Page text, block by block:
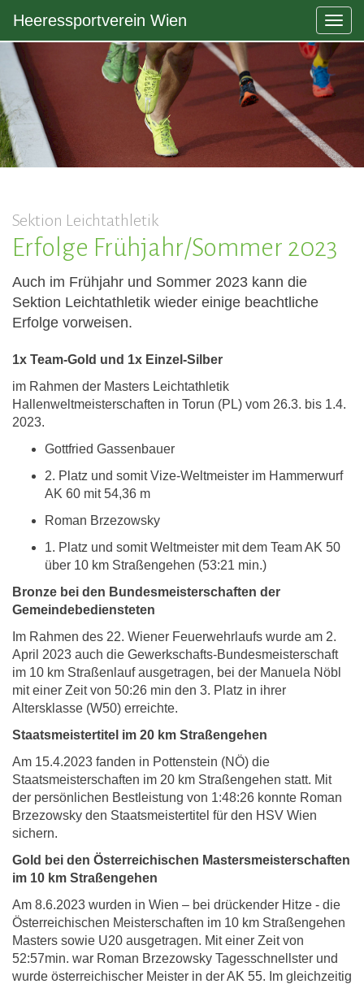
Heeressportverein Wien
Sektion Leichtathletik
Erfolge Frühjahr/Sommer 2023
Auch im Frühjahr und Sommer 2023 kann die
Sektion Leichtathletik wieder einige beachtliche
Erfolge vorweisen.
1x Team-Gold und 1x Einzel-Silber
im Rahmen der Masters Leichtathletik
Hallenweltmeisterschaften in Torun (PL) vom 26.3. bis 1.4.
2023.
Gottfried Gassenbauer
2. Platz und somit Vize-Weltmeister im Hammerwurf
AK 60 mit 54,36 m
Roman Brzezowsky
1. Platz und somit Weltmeister mit dem Team AK 50
über 10 km Straßengehen (53:21 min.)
Bronze bei den Bundesmeisterschaften der
Gemeindebediensteten
Im Rahmen des 22. Wiener Feuerwehrlaufs wurde am 2.
April 2023 auch die Gewerkschafts-Bundesmeisterschaft
im 10 km Straßenlauf ausgetragen, bei der Manuela Nöbl
mit einer Zeit von 50:26 min den 3. Platz in ihrer
Altersklasse (W50) erreichte.
Staatsmeistertitel im 20 km Straßengehen
Am 15.4.2023 fanden in Pottenstein (NÖ) die
Staatsmeisterschaften im 20 km Straßengehen statt. Mit
der persönlichen Bestleistung von 1:48:26 konnte Roman
Brzezowsky den Staatsmeistertitel für den HSV Wien
sichern.
Gold bei den Österreichischen Mastersmeisterschaften
im 10 km Straßengehen
Am 8.6.2023 wurden in Wien – bei drückender Hitze - die
Österreichischen Meisterschaften im 10 km Straßengehen
Masters sowie U20 ausgetragen. Mit einer Zeit von
52:57min. war Roman Brzezowsky Tagesschnellster und
wurde österreichischer Meister in der AK 55. Im gleichzeitig